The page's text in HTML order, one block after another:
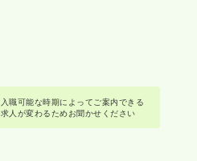
入職可能な時期によってご案内できる
求人が変わるためお聞かせください